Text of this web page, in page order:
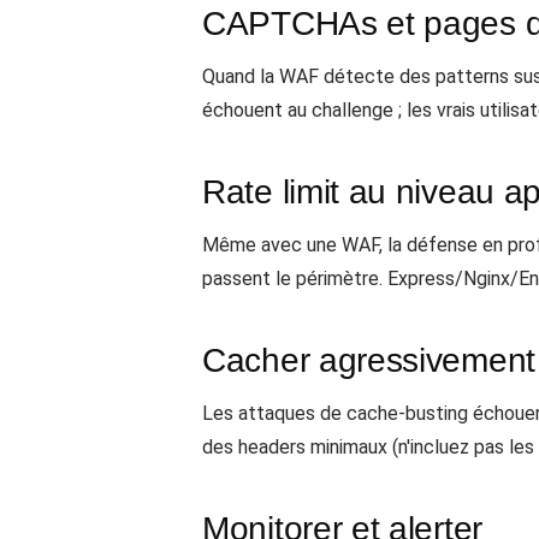
CAPTCHAs et pages
Quand la WAF détecte des patterns
échouent au challenge ; les vrais
Rate limit au niveau
Même avec une WAF, la défense en
passent le périmètre. Express/Nginx/
Cacher agressivement
Les attaques de cache-busting
des headers minimaux (n'incluez pas
Monitorer et alerter